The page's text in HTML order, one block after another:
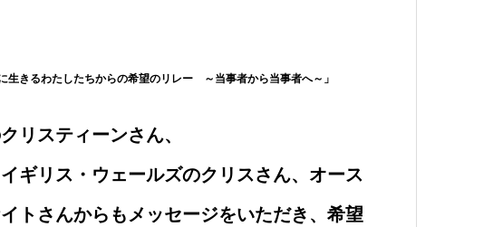
生きるわたしたちからの希望のリレー　～当事者から当事者へ～」
リスティーンさん、
ギリス・ウェールズのクリスさん、オース
トさんからもメッセージをいただき、希望